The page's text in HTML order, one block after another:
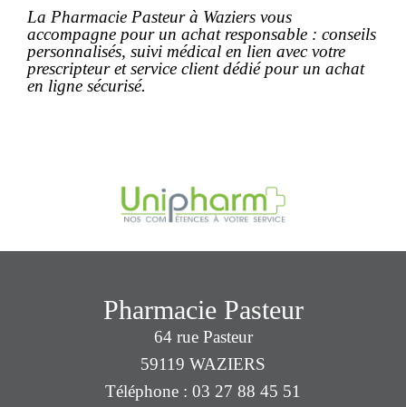
La Pharmacie Pasteur à Waziers vous
accompagne pour un achat responsable : conseils
personnalisés, suivi médical en lien avec votre
prescripteur et service client dédié pour un achat
en ligne sécurisé.
Pharmacie Pasteur
64 rue Pasteur
59119 WAZIERS
Téléphone : 03 27 88 45 51